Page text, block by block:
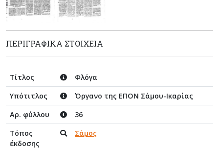
ΠΕΡΙΓΡΑΦΙΚΆ ΣΤΟΙΧΕΊΑ
Τίτλος
Φλόγα
Υπότιτλος
Όργανο της ΕΠΟΝ Σάμου-Ικαρίας
Αρ. φύλλου
36
Τόπος
έκδοσης
Σάμος